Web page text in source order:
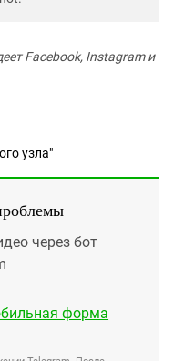
Facebook, Instagram и
узла"
через бот
форма